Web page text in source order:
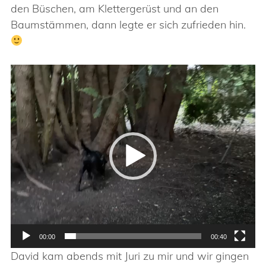
den Büschen, am Klettergerüst und an den
Baumstämmen, dann legte er sich zufrieden hin.
Video-
Player
00:00 00:40
David kam abends mit Juri zu mir und wir gingen